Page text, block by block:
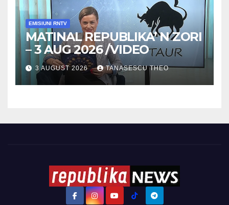
EMISIUNI RNTV
MATINAL REPUBLIKA’ N ZORI
– 3 AUG 2026 /VIDEO
3 AUGUST 2026 TANASESCU THEO